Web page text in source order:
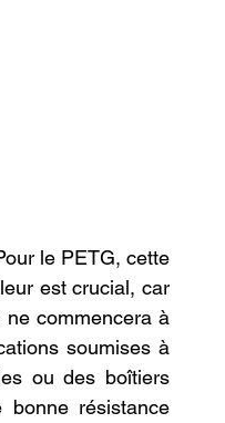
le PETG, cette
est crucial, car
commencera à
soumises à
ou des boîtiers
résistance